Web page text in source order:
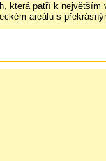
která patří k
areálu s